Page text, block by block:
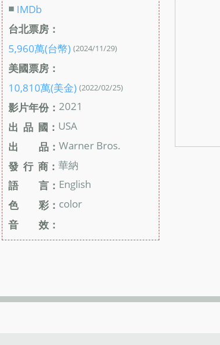
■ IMDb
台北票房：
5,960萬(台幣) (2024/11/29)
美國票房：
10,810萬(美金) (2022/02/25)
影片年份： 2021
出 品 國： USA
出 品：Warner Bros.
發 行 商：華納
語 言： English
色 彩： color
音 效：